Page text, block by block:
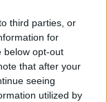
third parties, or
for
below opt-out
that after your
seeing
utilized by